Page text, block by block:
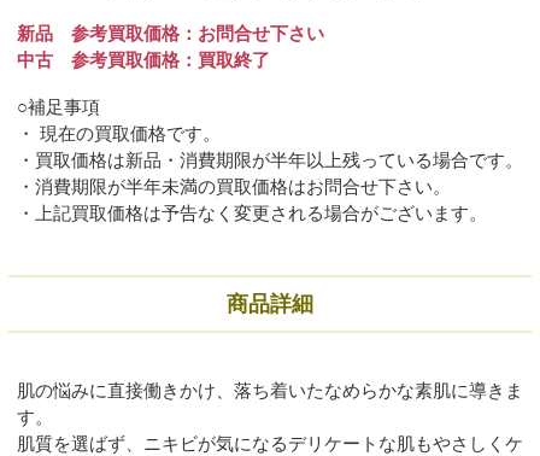
新品 参考買取価格：お問合せ下さい
中古 参考買取価格：買取終了
○補足事項
・ 現在の買取価格です。
・買取価格は新品・消費期限が半年以上残っている場合です。
・消費期限が半年未満の買取価格はお問合せ下さい。
・上記買取価格は予告なく変更される場合がございます。
商品詳細
肌の悩みに直接働きかけ、落ち着いたなめらかな素肌に導きま
す。
肌質を選ばず、ニキビが気になるデリケートな肌もやさしくケ